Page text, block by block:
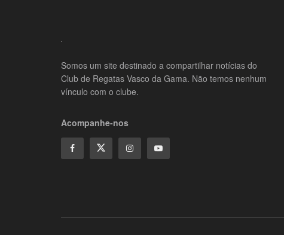
Somos um site destinado a compartilhar notícias do
Club de Regatas Vasco da Gama. Não temos nenhum
vínculo com o clube.
Acompanhe-nos